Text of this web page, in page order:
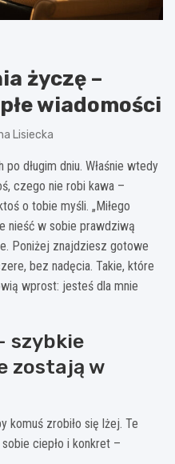
życzę –
wiadomości
Lisiecka
długim dniu. Właśnie wtedy
czego nie robi kawa –
o tobie myśli. „Miłego
nieść w sobie prawdziwą
Poniżej znajdziesz gotowe
bez nadęcia. Takie, które
wprost: jesteś dla mnie
szybkie
zostają w
komuś zrobiło się lżej. Te
ciepło i konkret –